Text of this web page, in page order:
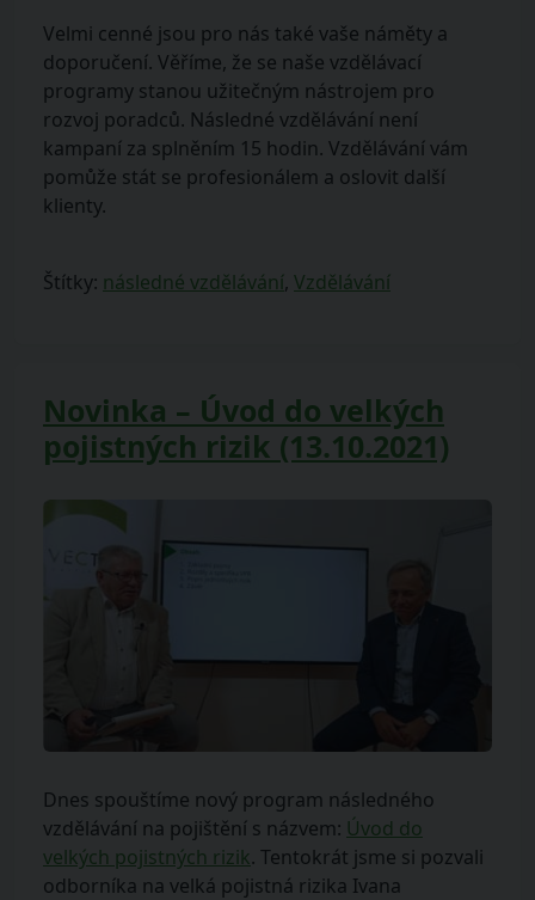
Velmi cenné jsou pro nás také vaše náměty a
doporučení. Věříme, že se naše vzdělávací
programy stanou užitečným nástrojem pro
rozvoj poradců. Následné vzdělávání není
kampaní za splněním 15 hodin. Vzdělávání vám
pomůže stát se profesionálem a oslovit další
klienty.
Štítky: následné vzdělávání, Vzdělávání
Novinka – Úvod do velkých
pojistných rizik (13.10.2021)
Dnes spouštíme nový program následného
vzdělávání na pojištění s názvem: Úvod do
velkých pojistných rizik. Tentokrát jsme si pozvali
odborníka na velká pojistná rizika Ivana